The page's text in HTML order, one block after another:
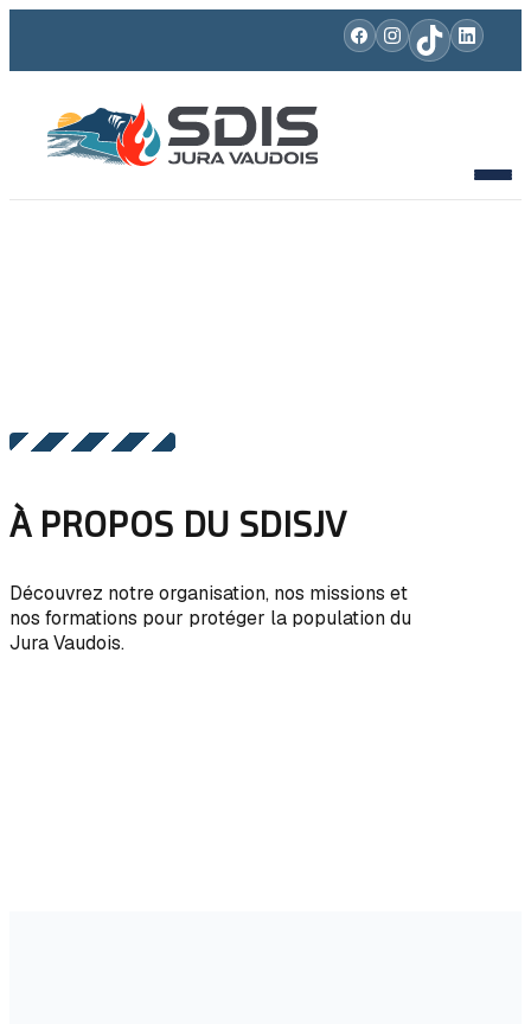
À PROPOS DU SDISJV
Découvrez notre organisation, nos missions et
nos formations pour protéger la population du
Jura Vaudois.